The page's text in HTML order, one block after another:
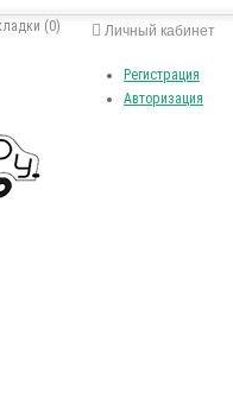
Личный кабинет
Регистрация
Авторизация
(0)